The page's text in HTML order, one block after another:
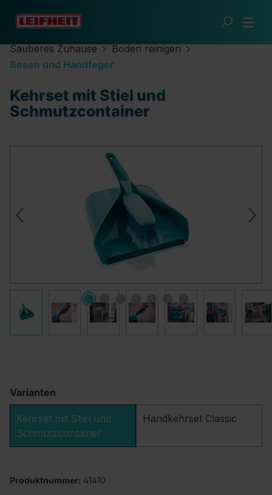
Zum Hauptinhalt springen
Sauberes Zuhause
Boden reinigen
Besen und Handfeger
Kehrset mit Stiel und
Schmutzcontainer
Varianten
Kehrset mit Stiel und
Schmutzcontainer
Handkehrset Classic
Produktnummer: 41410